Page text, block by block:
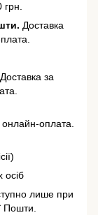
грн.
Доставка
Доставка за
оплата.
осіб
лише при
Пошти.